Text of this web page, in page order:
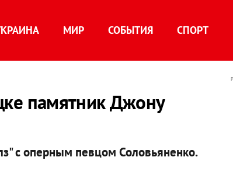
МИР СОБЫТИЯ СПОРТ
памятник Джону
с оперным певцом Соловьяненко.